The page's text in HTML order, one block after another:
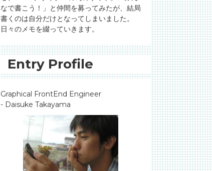
なで書こう！」と仲間を募ってみたが、結局
書くのは自分だけとなってしまいました。
日々のメモを綴っていきます。
Entry Profile
Graphical FrontEnd Engineer
- Daisuke Takayama